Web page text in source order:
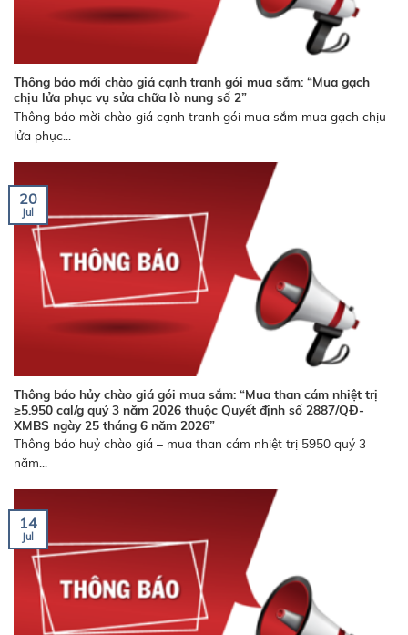
Thông báo mới chào giá cạnh tranh gói mua sắm: “Mua gạch
chịu lửa phục vụ sửa chữa lò nung số 2”
Thông báo mời chào giá cạnh tranh gói mua sắm mua gạch chịu
lửa phục...
Thông báo hủy chào giá gói mua sắm: “Mua than cám nhiệt trị
≥5.950 cal/g quý 3 năm 2026 thuộc Quyết định số 2887/QĐ-
XMBS ngày 25 tháng 6 năm 2026”
Thông báo huỷ chào giá – mua than cám nhiệt trị 5950 quý 3
năm...
20
Jul
14
Jul